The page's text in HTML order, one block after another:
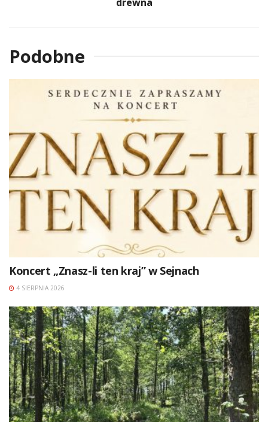
Podobne
Koncert „Znasz-li ten kraj” w Sejnach
4 SIERPNIA 2026